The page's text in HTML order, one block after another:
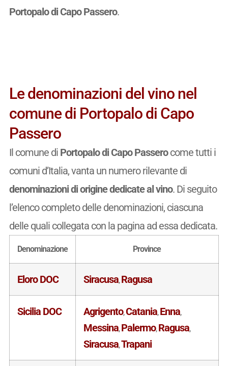
Portopalo di Capo Passero.
Le denominazioni del vino nel
comune di Portopalo di Capo
Passero
Il comune di Portopalo di Capo Passerocome tutti i
comuni d’Italia, vanta un numero rilevante di
denominazioni di origine dedicate al vino. Di seguito
l’elenco completo delle denominazioni, ciascuna
delle quali collegata con la pagina ad essa dedicata.
Denominazione Province
Eloro DOC Siracusa,Ragusa
Sicilia DOC Agrigento,Catania,Enna,
Messina,Palermo,Ragusa,
Siracusa,Trapani